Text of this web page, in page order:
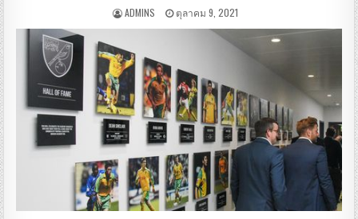
ADMINS ตุลาคม 9, 2021